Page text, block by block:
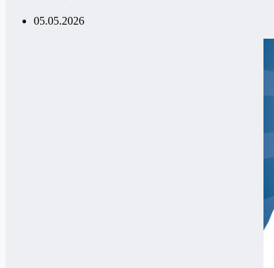
05.05.2026